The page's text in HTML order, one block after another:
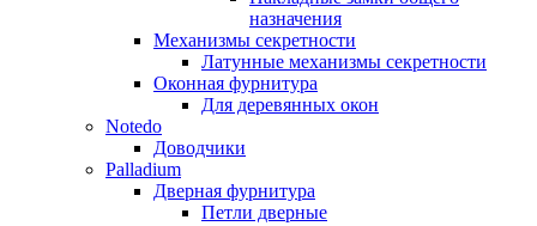
назначения
Механизмы секретности
Латунные механизмы секретности
Оконная фурнитура
Для деревянных окон
Notedo
Доводчики
Palladium
Дверная фурнитура
Петли дверные